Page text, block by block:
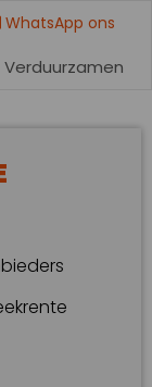
WhatsApp ons
Verduurzamen